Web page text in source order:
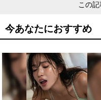
この
今あなたにおすすめ